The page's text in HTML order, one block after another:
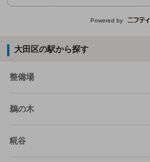
Powered by
大田区の駅から探す
整備場
鵜の木
糀谷